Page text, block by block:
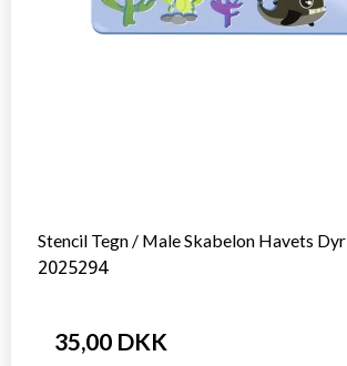
Stencil Tegn / Male Skabelon Havets Dyr
2025294
35,00 DKK